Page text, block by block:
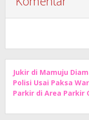
Jukir di Mamuju
Polisi Usai Paksa
Parkir di Area Parkir